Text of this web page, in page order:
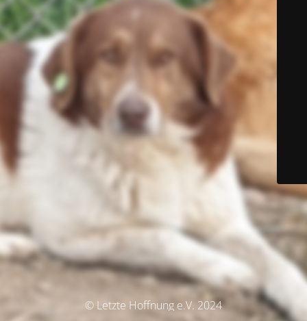
© Letzte Hoffnung e.V. 2024